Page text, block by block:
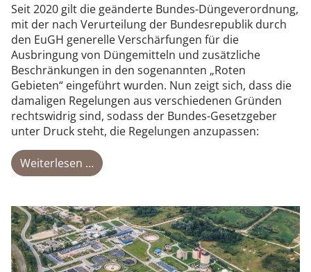
Seit 2020 gilt die geänderte Bundes-Düngeverordnung,
mit der nach Verurteilung der Bundesrepublik durch
den EuGH generelle Verschärfungen für die
Ausbringung von Düngemitteln und zusätzliche
Beschränkungen in den sogenannten „Roten
Gebieten“ eingeführt wurden. Nun zeigt sich, dass die
damaligen Regelungen aus verschiedenen Gründen
rechtswidrig sind, sodass der Bundes-Gesetzgeber
unter Druck steht, die Regelungen anzupassen:
Weiterlesen …